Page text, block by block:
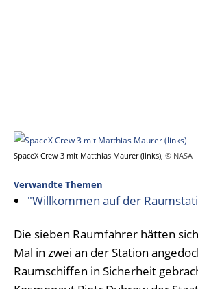
SpaceX Crew 3 mit Matthias Maurer (links), © NASA
Verwandte Themen
"Willkommen auf der
Die sieben Raumfahrer hätten
Mal in zwei an der Station
Raumschiffen in Sicherheit